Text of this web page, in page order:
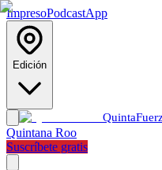
ImpresoPodcastApp
Edición
Quinta
Quintana Roo
Suscríbete gratis